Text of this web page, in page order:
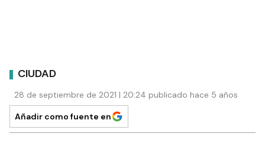
CIUDAD
28 de septiembre de 2021 | 20:24 publicado hace 5 años
Añadir como fuente en